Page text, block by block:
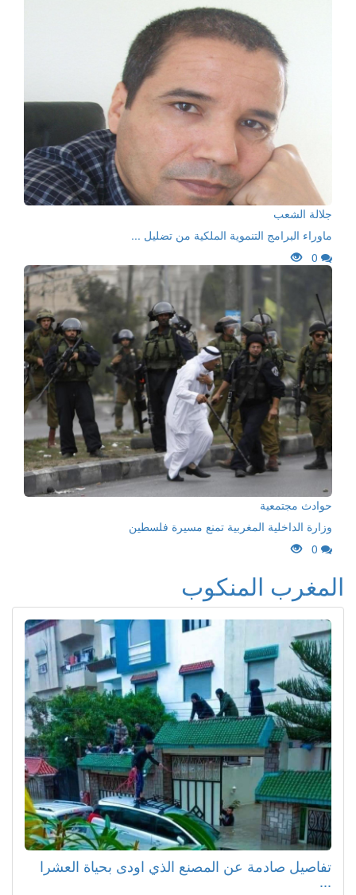
جلالة الشعب
ماوراء البرامج التنموية الملكية من تضليل ...
0
حوادث مجتمعية
وزارة الداخلية المغربية تمنع مسيرة فلسطين
0
المغرب المنكوب
تفاصيل صادمة عن المصنع الذي اودى بحياة العشرا